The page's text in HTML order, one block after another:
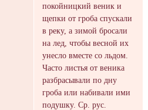
покойницкий веник и
щепки от гроба спускали
в реку, а зимой бросали
на лед, чтобы весной их
унесло вместе со льдом.
Часто листья от веника
разбрасывали по дну
гроба или набивали ими
подушку. Ср. рус.